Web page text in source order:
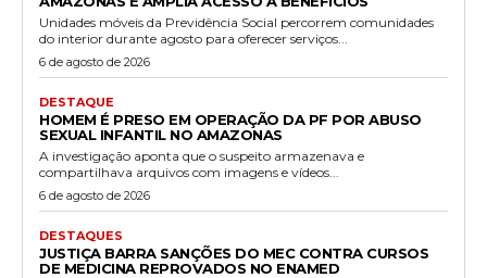
Unidades móveis da Previdência Social percorrem comunidades
do interior durante agosto para oferecer serviços...
6 de agosto de 2026
DESTAQUE
HOMEM É PRESO EM OPERAÇÃO DA PF POR ABUSO
SEXUAL INFANTIL NO AMAZONAS
A investigação aponta que o suspeito armazenava e
compartilhava arquivos com imagens e vídeos...
6 de agosto de 2026
DESTAQUES
JUSTIÇA BARRA SANÇÕES DO MEC CONTRA CURSOS
DE MEDICINA REPROVADOS NO ENAMED